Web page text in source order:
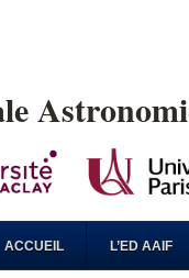
ACCUEIL L’ED AAIF